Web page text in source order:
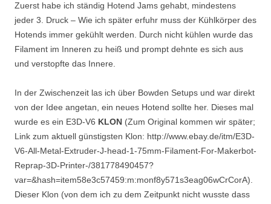
Zuerst habe ich ständig Hotend Jams gehabt, mindestens
jeder 3. Druck – Wie ich später erfuhr muss der Kühlkörper des
Hotends immer gekühlt werden. Durch nicht kühlen wurde das
Filament im Inneren zu heiß und prompt dehnte es sich aus
und verstopfte das Innere.
In der Zwischenzeit las ich über Bowden Setups und war direkt
von der Idee angetan, ein neues Hotend sollte her. Dieses mal
wurde es ein E3D-V6 KLON (Zum Original kommen wir später;
Link zum aktuell günstigsten Klon: http://www.ebay.de/itm/E3D-
V6-All-Metal-Extruder-J-head-1-75mm-Filament-For-Makerbot-
Reprap-3D-Printer-/381778490457?
var=&hash=item58e3c57459:m:monf8y571s3eag06wCrCorA).
Dieser Klon (von dem ich zu dem Zeitpunkt nicht wusste dass